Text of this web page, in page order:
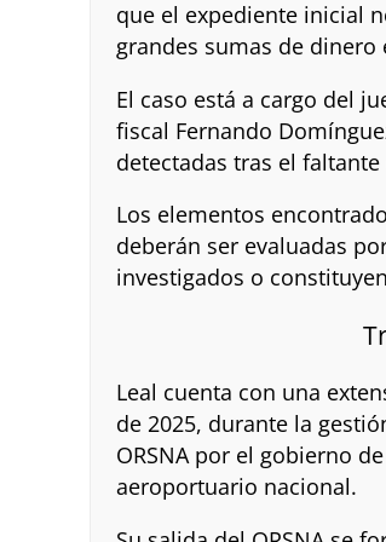
que el expediente inicial
grandes sumas de dinero
El caso está a cargo del
fiscal Fernando
detectadas tras el
Los elementos
deberán ser evaluadas
investigados o
Leal cuenta con una
de 2025, durante la
ORSNA por el gobierno
aeroportuario nacional.